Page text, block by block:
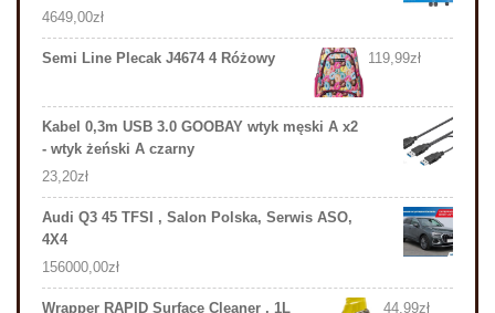
4649,00zł
Semi Line Plecak J4674 4 Różowy 119,99zł
Kabel 0,3m USB 3.0 GOOBAY wtyk męski A x2
- wtyk żeński A czarny
23,20zł
Audi Q3 45 TFSI , Salon Polska, Serwis ASO,
4X4
156000,00zł
Wrapper RAPID Surface Cleaner , 1L 44,99zł